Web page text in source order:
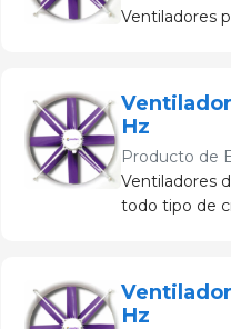
Ventiladores
Hz
Producto de
Ventiladores
todo tipo de
Hz